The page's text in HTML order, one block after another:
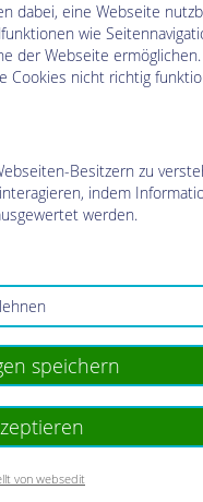
dabei, eine Webseite
wie
der Webseite
Cookies nicht richtig
Besitzern zu
indem
werden.
speichern
von websedit